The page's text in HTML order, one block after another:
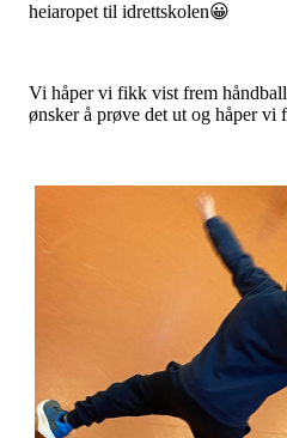
heiaropet til idrettskolen😀
Vi håper vi fikk vist frem
ønsker å prøve det ut og håper